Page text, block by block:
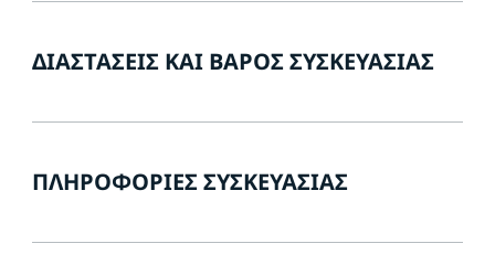
ΔΙΑΣΤΆΣΕΙΣ ΚΑΙ ΒΆΡΟΣ ΣΥΣΚΕΥΑΣΊΑΣ
ΠΛΗΡΟΦΟΡΊΕΣ ΣΥΣΚΕΥΑΣΊΑΣ